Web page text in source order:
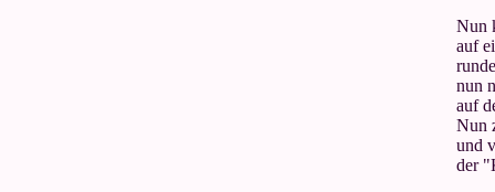
Nun
auf
nun
auf
Nun
und
der